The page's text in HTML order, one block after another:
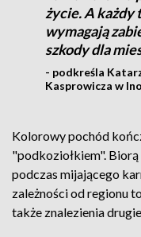
życie. A każdy
wymagają
szkody dla
- podkreśla
Kasprowicza w
Kolorowy pochód
"podkoziołkiem".
podczas mijającego
zależności od regionu
także znalezienia